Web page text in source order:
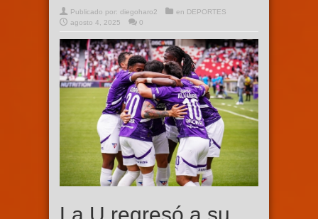
Publicado por: diegoharo2 en DEPORTES
agosto 4, 2025
0
La U regresó a su